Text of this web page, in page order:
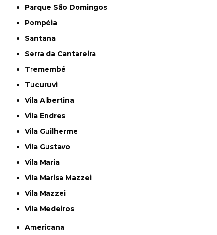
Parque São Domingos
Pompéia
Santana
Serra da Cantareira
Tremembé
Tucuruvi
Vila Albertina
Vila Endres
Vila Guilherme
Vila Gustavo
Vila Maria
Vila Marisa Mazzei
Vila Mazzei
Vila Medeiros
Americana